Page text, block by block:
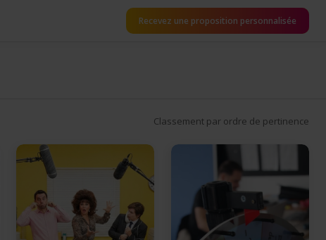
Recevez une proposition personnalisée
Classement par ordre de pertinence